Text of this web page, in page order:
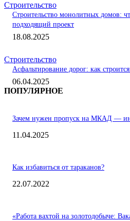
Строительство
Строительство монолитных домов:
подходящий проект
18.08.2025
Строительство
Асфальтирование дорог: как
06.04.2025
ПОПУЛЯРНОЕ
Зачем нужен пропуск на МКАД —
11.04.2025
Как избавиться от тараканов?
22.07.2022
«Работа вахтой на золотодобыче: